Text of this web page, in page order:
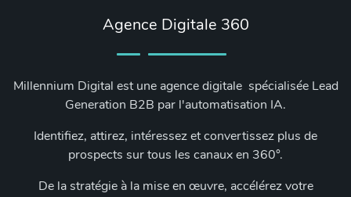
Agence Digitale 360
Millennium Digital est une agence digitale spécialisée Lead
Generation B2B par l'automatisation IA.
Identifiez, attirez, intéressez et convertissez plus de
prospects sur tous les canaux en 360°.
De la stratégie à la mise en œuvre, accélérez votre